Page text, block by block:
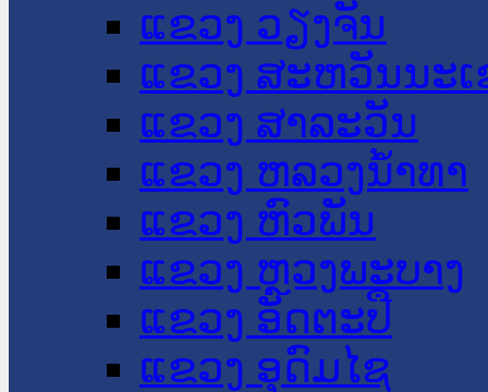
ແຂວງ ວຽງຈັນ
ແຂວງ ສະຫວັນນະ
ແຂວງ ສາລະວັນ
ແຂວງ ຫລວງນໍ້າທາ
ແຂວງ ຫົວພັນ
ແຂວງ ຫຼວງພະບາງ
ແຂວງ ອັດຕະປື
ແຂວງ ອຸດົມໄຊ